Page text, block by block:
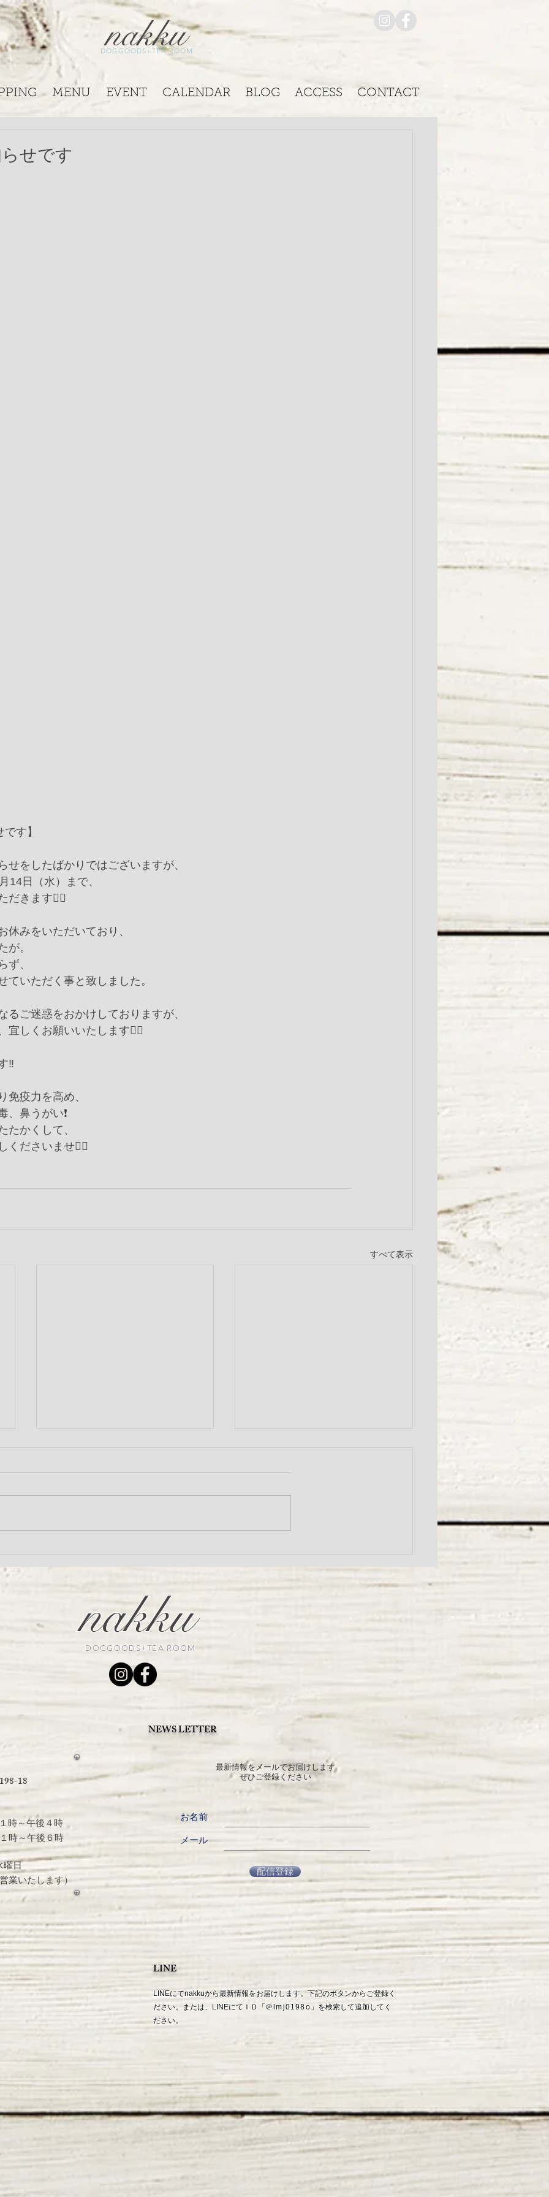
nakku
DOGGOODS+TEA ROOM
MENU EVENT CALENDAR BLOG ACCESS CONTACT
せです
す】
せをしたばかりではございますが、
14日（水）まで、
だきます🙇‍♀️
休みをいただいており、
が。
ず、
ていただく事と致しました。
るご迷惑をおかけしておりますが、
宜しくお願いいたします🙇‍♀️
‼️
免疫力を高め、
、鼻うがい❗️
たかくして、
くださいませ🙇‍♀️
すべて表示
nakku
DOGGOODS+TEA ROOM
18
～午後４時
時～午後６時
曜日
いたします）
NEWS LETTER
最新情報をメールでお届けします
ぜひご登録ください
お名前
メール
配信登録
LINE
LINEにてnakkuから最新情報をお届けします。下記のボタンからご登録く
ださい。または、LINEにてＩＤ「 ＠lmj0198o 」を検索して追加してく
ださい。